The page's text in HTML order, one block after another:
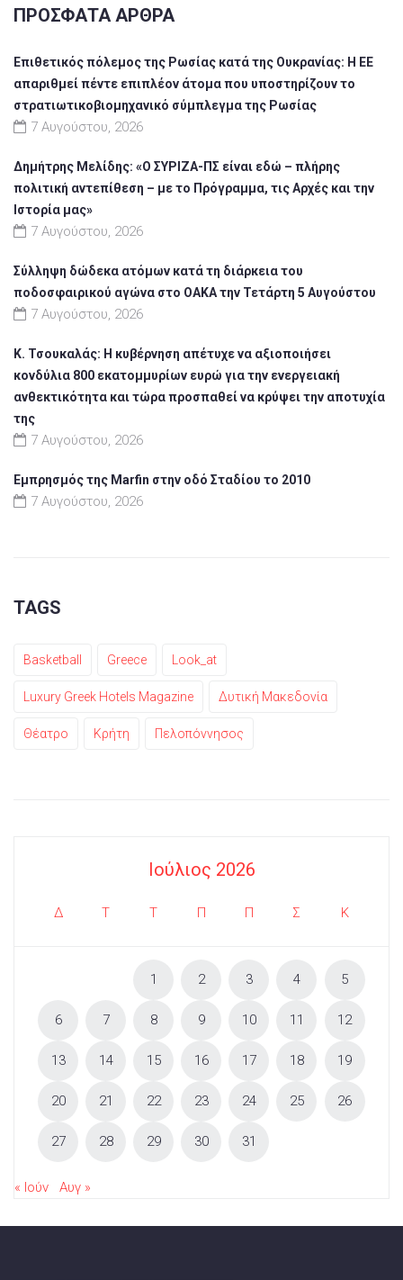
ΠΡΌΣΦΑΤΑ ΆΡΘΡΑ
Επιθετικός πόλεμος της Ρωσίας κατά της Ουκρανίας: Η ΕΕ
απαριθμεί πέντε επιπλέον άτομα που υποστηρίζουν το
στρατιωτικοβιομηχανικό σύμπλεγμα της Ρωσίας
7 Αυγούστου, 2026
Δημήτρης Μελίδης: «Ο ΣΥΡΙΖΑ-ΠΣ είναι εδώ – πλήρης
πολιτική αντεπίθεση – με το Πρόγραμμα, τις Αρχές και την
Ιστορία μας»
7 Αυγούστου, 2026
Σύλληψη δώδεκα ατόμων κατά τη διάρκεια του
ποδοσφαιρικού αγώνα στο ΟΑΚΑ την Τετάρτη 5 Αυγούστου
7 Αυγούστου, 2026
Κ. Τσουκαλάς: Η κυβέρνηση απέτυχε να αξιοποιήσει
κονδύλια 800 εκατομμυρίων ευρώ για την ενεργειακή
ανθεκτικότητα και τώρα προσπαθεί να κρύψει την αποτυχία
της
7 Αυγούστου, 2026
Εμπρησμός της Marfin στην οδό Σταδίου το 2010
7 Αυγούστου, 2026
TAGS
Basketball Greece Look_at
Luxury Greek Hotels Magazine Δυτική Μακεδονία
Θέατρο Κρήτη Πελοπόννησος
Ιούλιος 2026
Δ Τ Τ Π Π Σ Κ
1 2 3 4 5
6 7 8 9 10 11 12
13 14 15 16 17 18 19
20 21 22 23 24 25 26
27 28 29 30 31
« Ιούν Αυγ »